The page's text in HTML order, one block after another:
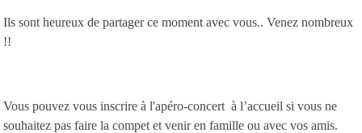
Ils sont heureux de partager ce moment avec vous.. Venez nombreux
!!
Vous pouvez vous inscrire à l'apéro-concert à l’accueil si vous ne
souhaitez pas faire la compet et venir en famille ou avec vos amis.